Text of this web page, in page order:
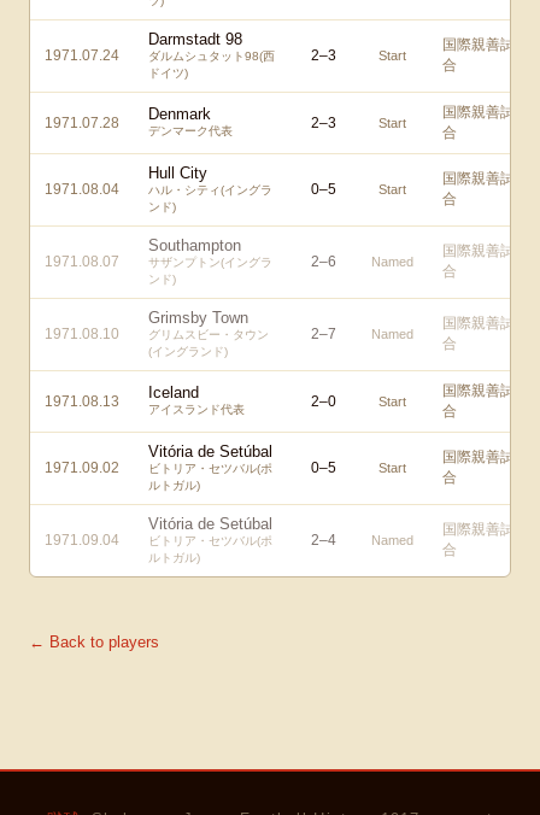
1971.07.24
Darmstadt 98
ダルムシュタット98(西
ドイツ)
2–3 Start
国際親善試
合
1971.07.28 Denmark
デンマーク代表 2–3 Start
国際親善試
合
1971.08.04
Hull City
ハル・シティ(イングラ
ンド)
0–5 Start
国際親善試
合
1971.08.07
Southampton
サザンプトン(イングラ
ンド)
2–6 Named
国際親善試
合
1971.08.10
Grimsby Town
グリムスビー・タウン
(イングランド)
2–7 Named
国際親善試
合
1971.08.13 Iceland
アイスランド代表 2–0 Start
国際親善試
合
1971.09.02
Vitória de Setúbal
ビトリア・セツバル(ポ
ルトガル)
0–5 Start
国際親善試
合
1971.09.04
Vitória de Setúbal
ビトリア・セツバル(ポ
ルトガル)
2–4 Named
国際親善試
合
← Back to players